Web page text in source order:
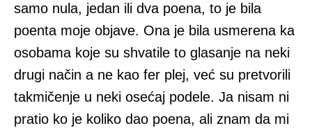
samo nula, jedan ili dva poena, to je bila
poenta moje objave. Ona je bila usmerena ka
osobama koje su shvatile to glasanje na neki
drugi način a ne kao fer plej, već su pretvorili
takmičenje u neki osećaj podele. Ja nisam ni
pratio ko je koliko dao poena, ali znam da mi